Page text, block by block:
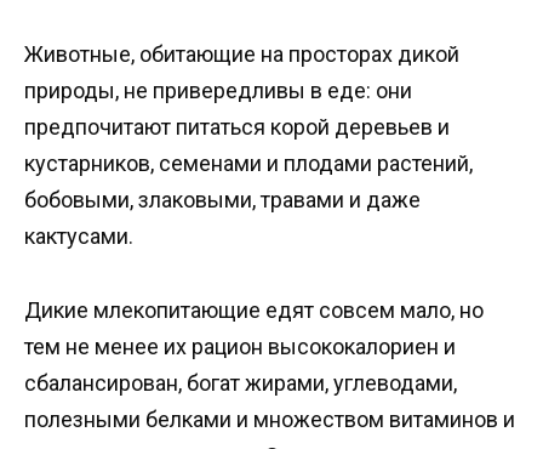
Животные, обитающие на просторах дикой
природы, не привередливы в еде: они
предпочитают питаться корой деревьев и
кустарников, семенами и плодами растений,
бобовыми, злаковыми, травами и даже
кактусами.
Дикие млекопитающие едят совсем мало, но
тем не менее их рацион высококалориен и
сбалансирован, богат жирами, углеводами,
полезными белками и множеством витаминов и